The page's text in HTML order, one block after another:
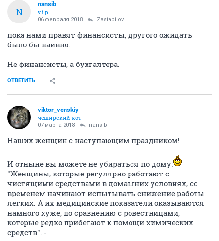
N
nansib
v.i.p.
06 февраля 2018 Zastabilov
пока нами правят финансисты, другого ожидать
было бы наивно.
Не финансисты, а бухгалтера.
ОТВЕТИТЬ
viktor_venskiy
чеширский кот
07 марта 2018 nansib
Наших женщин с наступающим праздником!
И отныне вы можете не убираться по дому:
"Женщины, которые регулярно работают с
чистящими средствами в домашних условиях, со
временем начинают испытывать снижение работы
легких. А их медицинские показатели оказываются
намного хуже, по сравнению с ровестницами,
которые редко прибегают к помощи химических
средств". -